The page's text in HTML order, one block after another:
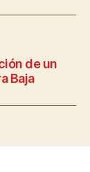
de un
Baja